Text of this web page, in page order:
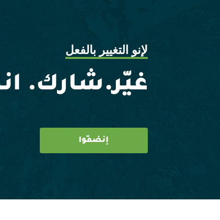
لإنو التغيير بالفعل
غيّر.شارك.
إنضمّوا